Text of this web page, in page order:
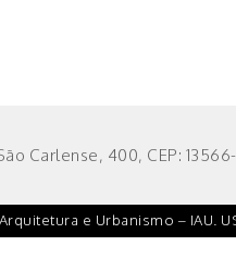
Carlense, 400, CEP:
e Urbanismo – IAU.